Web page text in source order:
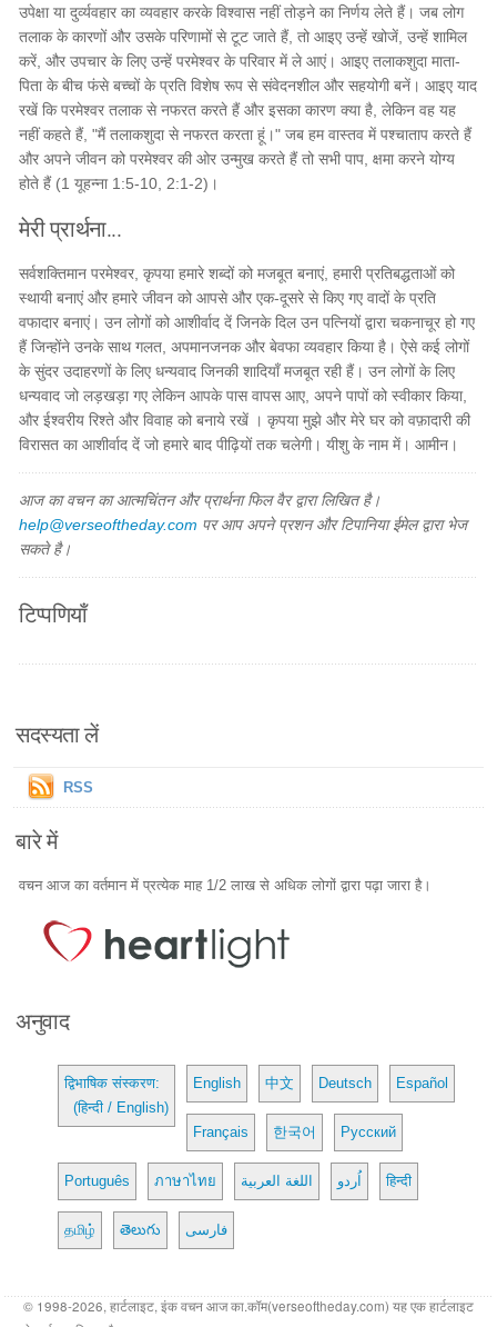
उपेक्षा या दुर्व्यवहार का व्यवहार करके विश्वास नहीं तोड़ने का निर्णय लेते हैं। जब लोग
तलाक के कारणों और उसके परिणामों से टूट जाते हैं, तो आइए उन्हें खोजें, उन्हें शामिल
करें, और उपचार के लिए उन्हें परमेश्वर के परिवार में ले आएं। आइए तलाकशुदा माता-
पिता के बीच फंसे बच्चों के प्रति विशेष रूप से संवेदनशील और सहयोगी बनें। आइए याद
रखें कि परमेश्वर तलाक से नफरत करते हैं और इसका कारण क्या है, लेकिन वह यह
नहीं कहते हैं, "मैं तलाकशुदा से नफरत करता हूं।" जब हम वास्तव में पश्चाताप करते हैं
और अपने जीवन को परमेश्वर की ओर उन्मुख करते हैं तो सभी पाप, क्षमा करने योग्य
होते हैं (1 यूहन्ना 1:5-10, 2:1-2)।
मेरी प्रार्थना...
सर्वशक्तिमान परमेश्वर, कृपया हमारे शब्दों को मजबूत बनाएं, हमारी प्रतिबद्धताओं को
स्थायी बनाएं और हमारे जीवन को आपसे और एक-दूसरे से किए गए वादों के प्रति
वफादार बनाएं। उन लोगों को आशीर्वाद दें जिनके दिल उन पत्नियों द्वारा चकनाचूर हो गए
हैं जिन्होंने उनके साथ गलत, अपमानजनक और बेवफा व्यवहार किया है। ऐसे कई लोगों
के सुंदर उदाहरणों के लिए धन्यवाद जिनकी शादियाँ मजबूत रही हैं। उन लोगों के लिए
धन्यवाद जो लड़खड़ा गए लेकिन आपके पास वापस आए, अपने पापों को स्वीकार किया,
और ईश्वरीय रिश्ते और विवाह को बनाये रखें । कृपया मुझे और मेरे घर को वफ़ादारी की
विरासत का आशीर्वाद दें जो हमारे बाद पीढ़ियों तक चलेगी। यीशु के नाम में। आमीन।
आज का वचन का आत्मचिंतन और प्रार्थना फिल वैर द्वारा लिखित है।
help@verseoftheday.com पर आप अपने प्रशन और टिपानिया ईमेल द्वारा भेज
सकते है।
टिप्पणियाँ
सदस्यता लें
RSS
बारे में
वचन आज का वर्तमान में प्रत्येक माह 1/2 लाख से अधिक लोगों द्वारा पढ़ा जारा है।
अनुवाद
द्विभाषिक संस्करण:
(हिन्दी / English)
English 中文 Deutsch Español
Français 한국어 Русский
Português ภาษาไทย اللغة العربية اُردو हिन्दी
தமிழ் తెలుగు فارسی
© 1998-2026, हार्टलाइट, इंक वचन आज का.कॉम(verseoftheday.com) यह एक हार्टलाइट